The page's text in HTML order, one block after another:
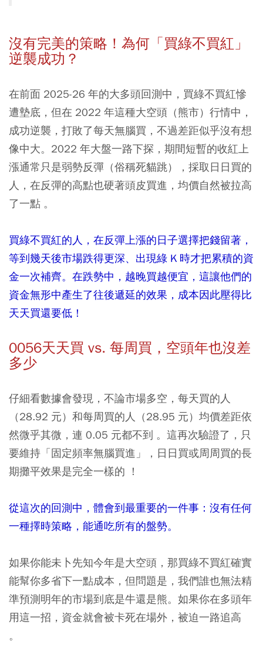
沒有完美的策略！為何「買綠不買紅」
逆襲成功？
在前面 2025-26 年的大多頭回測中，買綠不買紅慘
遭墊底，但在 2022 年這種大空頭（熊市）行情中，
成功逆襲，打敗了每天無腦買，不過差距似乎沒有想
像中大。2022 年大盤一路下探，期間短暫的收紅上
漲通常只是弱勢反彈（俗稱死貓跳），採取日日買的
人，在反彈的高點也硬著頭皮買進，均價自然被拉高
了一點 。
買綠不買紅的人，在反彈上漲的日子選擇把錢留著，
等到幾天後市場跌得更深、出現綠 K 時才把累積的資
金一次補齊。在跌勢中，越晚買越便宜，這讓他們的
資金無形中產生了往後遞延的效果，成本因此壓得比
天天買還要低！
0056天天買 vs. 每周買，空頭年也沒差
多少
仔細看數據會發現，不論市場多空，每天買的人
（28.92 元）和每周買的人（28.95 元）均價差距依
然微乎其微，連 0.05 元都不到 。這再次驗證了，只
要維持「固定頻率無腦買進」，日日買或周周買的長
期攤平效果是完全一樣的 ！
從這次的回測中，體會到最重要的一件事：沒有任何
一種擇時策略，能通吃所有的盤勢。
如果你能未卜先知今年是大空頭，那買綠不買紅確實
能幫你多省下一點成本，但問題是，我們誰也無法精
準預測明年的市場到底是牛還是熊。如果你在多頭年
用這一招，資金就會被卡死在場外，被迫一路追高
。